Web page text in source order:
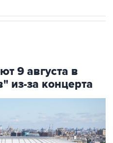
9 августа в
за концерта